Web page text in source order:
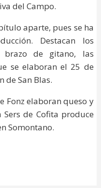
del Campo.
aparte, pues se ha
Destacan los
brazo de gitano, las
se elaboran el 25 de
de San Blas.
Fonz elaboran queso y
de Cofita produce
Somontano.